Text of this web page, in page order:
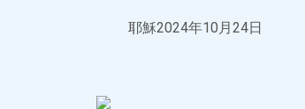
耶穌2024年10月24日